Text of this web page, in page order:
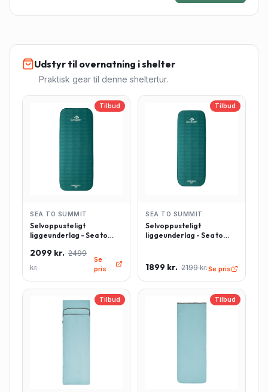
Udstyr til overnatning i shelter
Praktisk gear til denne sheltertur.
Tilbud
SEA TO SUMMIT
Selvoppusteligt
liggeunderlag - Sea to
Rektangulær - Large -
Grøn
2099 kr. 2499
kr.
Se
pris
Tilbud
SEA TO SUMMIT
Selvoppusteligt
liggeunderlag - Sea to
Grøn
1899 kr. 2199 kr.Se pris
Tilbud Tilbud